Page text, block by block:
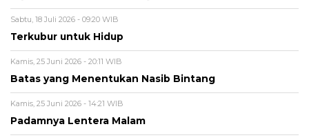
Sabtu, 18 Juli 2026 - 09:20 WIB
Terkubur untuk Hidup
Kamis, 25 Juni 2026 - 20:11 WIB
Batas yang Menentukan Nasib Bintang
Kamis, 25 Juni 2026 - 14:21 WIB
Padamnya Lentera Malam